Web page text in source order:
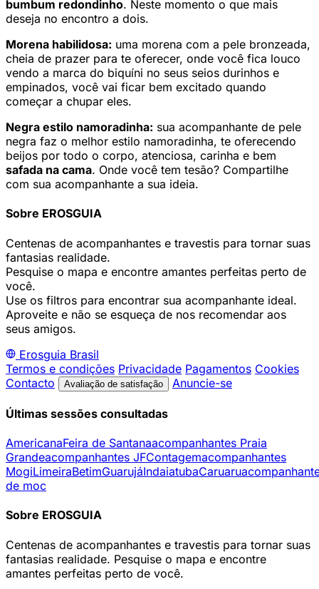
bumbum redondinho. Neste momento o que mais
deseja no encontro a dois.
Morena habilidosa: uma morena com a pele bronzeada,
cheia de prazer para te oferecer, onde você fica louco
vendo a marca do biquíni no seus seios durinhos e
empinados, você vai ficar bem excitado quando
começar a chupar eles.
Negra estilo namoradinha: sua acompanhante de pele
negra faz o melhor estilo namoradinha, te oferecendo
beijos por todo o corpo, atenciosa, carinha e bem
safada na cama. Onde você tem tesão? Compartilhe
com sua acompanhante a sua ideia.
Sobre EROSGUIA
Centenas de acompanhantes e travestis para tornar suas
fantasias realidade.
Pesquise o mapa e encontre amantes perfeitas perto de
você.
Use os filtros para encontrar sua acompanhante ideal.
Aproveite e não se esqueça de nos recomendar aos
seus amigos.
Erosguia Brasil
Termos e condições Privacidade Pagamentos Cookies
Contacto
Avaliação de satisfação Anuncie-se
Últimas sessões consultadas
AmericanaFeira de Santanaacompanhantes Praia
Grandeacompanhantes JFContagemacompanhantes
MogiLimeiraBetimGuarujáIndaiatubaCaruaru
de moc
Sobre EROSGUIA
Centenas de acompanhantes e travestis para tornar suas
fantasias realidade. Pesquise o mapa e encontre
amantes perfeitas perto de você.